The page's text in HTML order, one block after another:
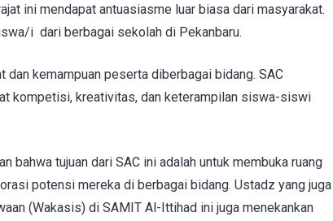
ini mendapat antuasiasme luar biasa dari masyarakat.
i dari berbagai sekolah di Pekanbaru.
dan kemampuan peserta diberbagai bidang. SAC
kompetisi, kreativitas, dan keterampilan siswa-siswi
bahwa tujuan dari SAC ini adalah untuk membuka ruang
potensi mereka di berbagai bidang. Ustadz yang juga
(Wakasis) di SAMIT Al-Ittihad ini juga menekankan